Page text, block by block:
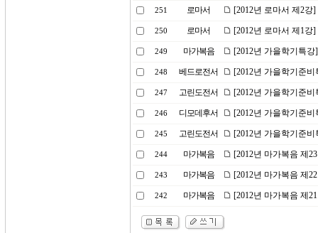
251 로마서 [2012년 로마서 제2강
250 로마서 [2012년 로마서 제1강
249 마가복음 [2012년 가을학기특
248 베드로전서 [2012년 가을학기준
247 고린도전서 [2012년 가을학기준
246 디모데후서 [2012년 가을학기준
245 고린도전서 [2012년 가을학기준
244 마가복음 [2012년 마가복음 제
243 마가복음 [2012년 마가복음 제
242 마가복음 [2012년 마가복음 제